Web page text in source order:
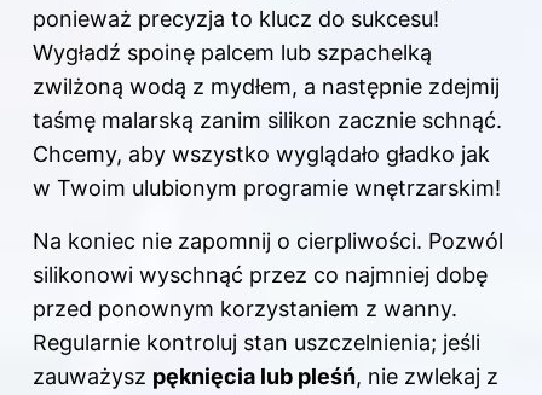
ponieważ precyzja to klucz do sukcesu!
Wygładź spoinę palcem lub szpachelką
zwilżoną wodą z mydłem, a następnie zdejmij
taśmę malarską zanim silikon zacznie schnąć.
Chcemy, aby wszystko wyglądało gładko jak
w Twoim ulubionym programie wnętrzarskim!
Na koniec nie zapomnij o cierpliwości. Pozwól
silikonowi wyschnąć przez co najmniej dobę
przed ponownym korzystaniem z wanny.
Regularnie kontroluj stan uszczelnienia; jeśli
zauważysz pęknięcia lub pleśń, nie zwlekaj z